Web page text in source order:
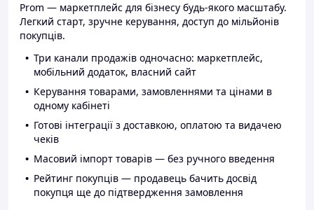
Prom — маркетплейс для бізнесу будь-якого масштабу.
Легкий старт, зручне керування, доступ до мільйонів
покупців.
Три канали продажів одночасно: маркетплейс,
мобільний додаток, власний сайт
Керування товарами, замовленнями та цінами в
одному кабінеті
Готові інтеграції з доставкою, оплатою та видачею
чеків
Масовий імпорт товарів — без ручного введення
Рейтинг покупців — продавець бачить досвід
покупця ще до підтвердження замовлення